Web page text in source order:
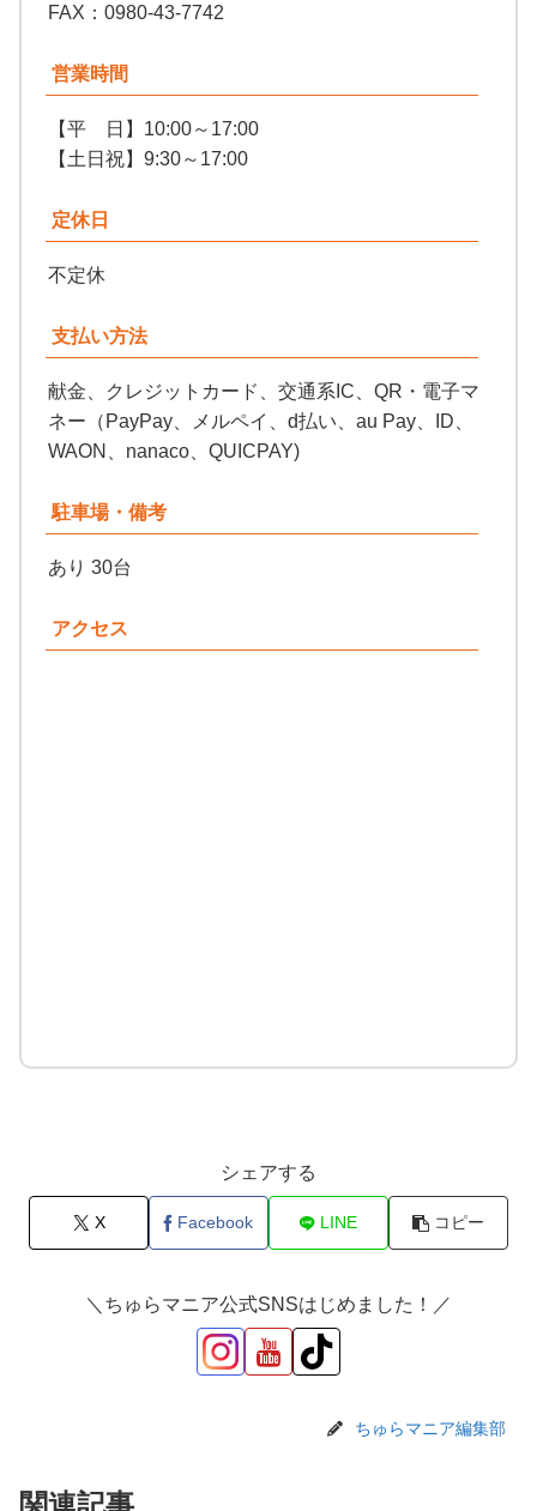
FAX：0980-43-7742
営業時間
【平 日】10:00～17:00
【土日祝】9:30～17:00
定休日
不定休
支払い方法
献金、クレジットカード、交通系IC、QR・電子マ
ネー（PayPay、メルペイ、d払い、au Pay、ID、
WAON、nanaco、QUICPAY)
駐車場・備考
あり 30台
アクセス
シェアする
X Facebook LINE コピー
＼ちゅらマニア公式SNSはじめました！／
ちゅらマニア編集部
関連記事